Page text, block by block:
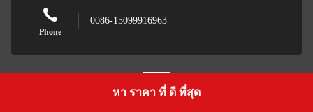
หา ราคา ที่ ดี ที่สุด
Phone
0086-15099916963
Get a Quote